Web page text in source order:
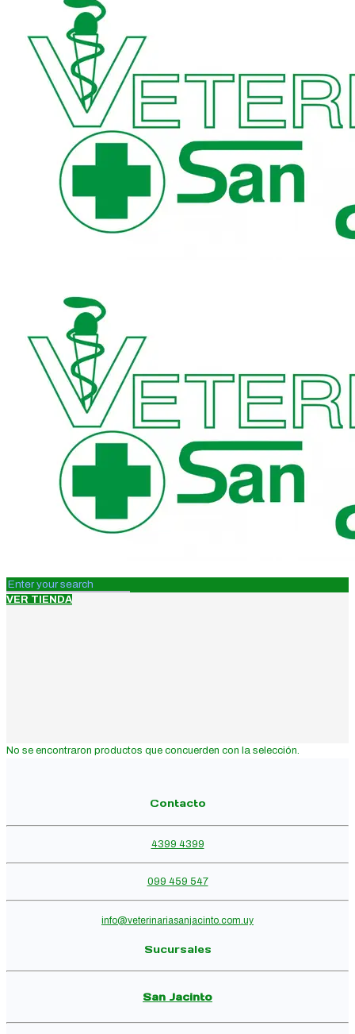
VER TIENDA
No se encontraron productos que concuerden con la selección.
Contacto
4399 4399
099 459 547
info@veterinariasanjacinto.com.uy
Sucursales
San Jacinto